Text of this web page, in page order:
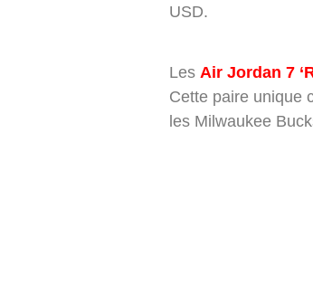
USD.
Les Air Jordan 7
Cette paire unique
les Milwaukee